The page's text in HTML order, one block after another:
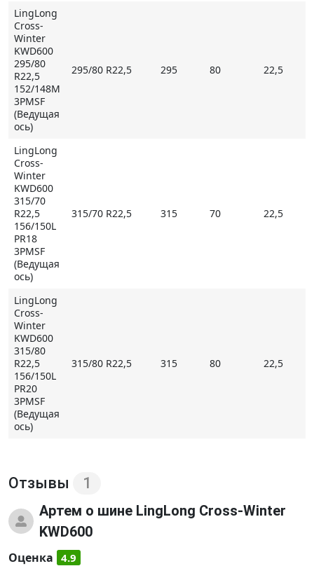
замедляет процесс абразивного истирания
протектора.
Основные особенности LingLong KWD600
- протекторный рисунок с блоками и ламелями
исключительно эффективен на скользких зимних
покрытиях;
- цельнометаллический каркас обеспечивает
высокую грузоподъемность, увеличивает
износостойкость и улучшает топливную
экономичность;
- большая глубина протекторного рисунка и
износостойкая резиновая смесь увеличивают
ходимость шины.
LingLong
Cross-
Winter
KWD600
295/80
R22,5
152/148M
3PMSF
(Ведущая
ось)
295/80 R22,5 295 80 22,5
LingLong
Cross-
Winter
KWD600
315/70
R22,5
156/150L
PR18
3PMSF
(Ведущая
ось)
315/70 R22,5 315 70 22,5
LingLong
Cross-
Winter
KWD600
315/80
R22,5
156/150L
PR20
3PMSF
(Ведущая
ось)
315/80 R22,5 315 80 22,5
Отзывы 1
Артем о шине LingLong Cross-Winter
KWD600
Оценка 4.9